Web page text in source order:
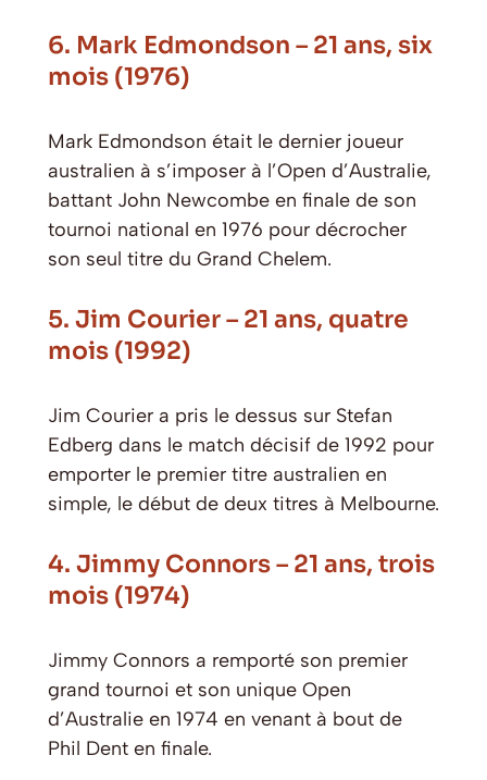
6. Mark Edmondson – 21 ans, six
mois (1976)
Mark Edmondson était le dernier joueur
australien à s’imposer à l’Open d’Australie,
battant John Newcombe en finale de son
tournoi national en 1976 pour décrocher
son seul titre du Grand Chelem.
5. Jim Courier – 21 ans, quatre
mois (1992)
Jim Courier a pris le dessus sur Stefan
Edberg dans le match décisif de 1992 pour
emporter le premier titre australien en
simple, le début de deux titres à Melbourne.
4. Jimmy Connors – 21 ans, trois
mois (1974)
Jimmy Connors a remporté son premier
grand tournoi et son unique Open
d’Australie en 1974 en venant à bout de
Phil Dent en finale.